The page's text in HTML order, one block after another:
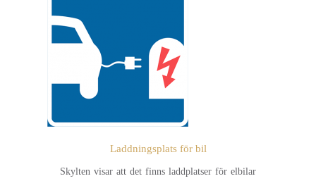
Laddningsplats för bil
Skylten visar att det finns laddplatser för elbilar